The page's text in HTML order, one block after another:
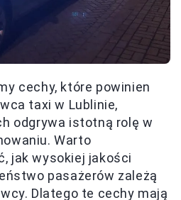
cechy, które powinien
taxi w Lublinie,
odgrywa istotną rolę w
Warto
jak wysokiej jakości
pasażerów zależą
Dlatego te cechy mają